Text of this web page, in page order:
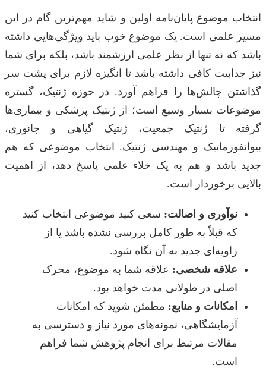
موضوع پایان‌نامه اولین و شاید مهم‌ترین گام در این
است. یک موضوع خوب باید ویژگی‌هایی داشته
نه تنها از نظر علمی ارزشمند باشد، بلکه برای شما
کافی داشته باشد تا انگیزه لازم برای پشت سر
چالش‌ها را فراهم آورد. در حوزه ژنتیک، گستره
بسیار وسیع است؛ از ژنتیک پزشکی و بیماری‌ها
تا ژنتیک جمعیت، ژنتیک گیاهی و جانوری،
و مهندسی ژنتیک. انتخاب موضوعی که هم
و هم به یک خلاء علمی پاسخ دهد، از اهمیت
برخوردار است.
نوآوری و اصالت: سعی کنید موضوعی انتخاب کنید
که قبلاً به طور کامل بررسی نشده باشد یا از
زاویه‌ای جدید به آن نگاه شود.
علاقه شخصی:علاقه شما به موضوع، محرک
اصلی در طولانی مدت خواهد بود.
امکانات و منابع:مطمئن شوید که امکانات
آزمایشگاهی، نمونه‌های مورد نیاز و دسترسی به
مقالات مرتبط برای انجام پژوهش شما فراهم